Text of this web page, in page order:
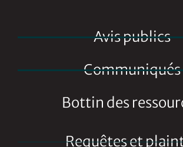
Avis publics
Communiqués
Bottin des
Requêtes et